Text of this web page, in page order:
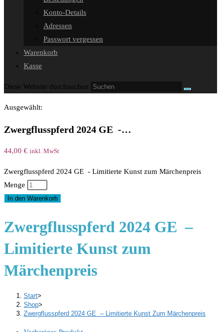
Konto-Details
Adressen
Passwort vergessen
Warenkorb
Kasse
Diese Website durchsuchen
Ausgewählt:
Zwergflusspferd 2024 GE -…
44,00 € inkl. MwSt
Zwergflusspferd 2024 GE - Limitierte Kunst zum Märchenpreis
Menge
In den Warenkorb
Zwergflusspferd 2024 GE –
Limitierte Kunst zum
Märchenpreis
Start>
Shop>
Zwergflusspferd 2024 GE – Limitierte Kunst Zum Märchenpreis